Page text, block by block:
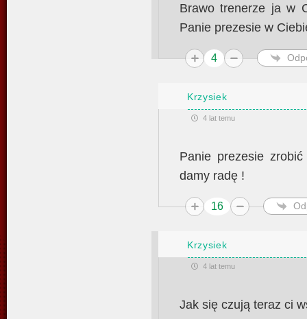
Brawo trenerze ja w
Panie prezesie w
4
Krzysiek
4 lat temu
Panie prezesie
damy radę !
16
Krzysiek
4 lat temu
Jak się czują teraz ci